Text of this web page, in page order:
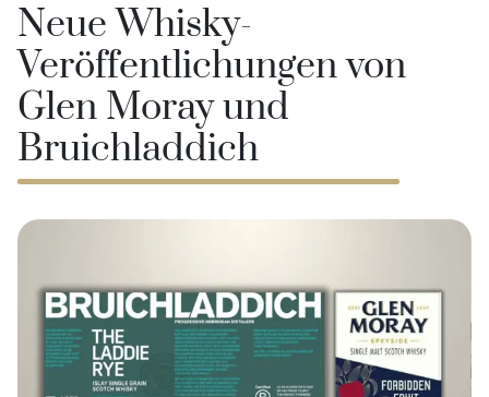
Neue Whisky-
Veröffentlichungen von
Glen Moray und
Bruichladdich